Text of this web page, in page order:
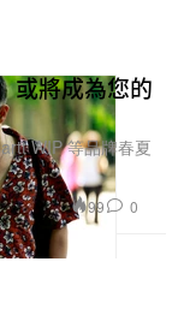
或將成為您的
WIP 等品牌春夏
99 0